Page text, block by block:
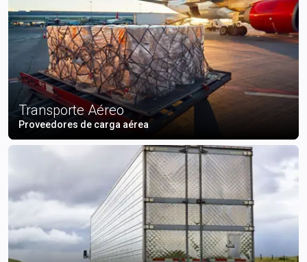
Transporte Aéreo
Proveedores de carga aérea